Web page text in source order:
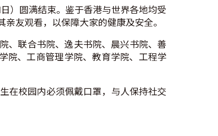
）圆满结束。鉴于香港与世界各地均受
友观看，以保障大家的健康及安全。
、联合书院、逸夫书院、晨兴书院、善
院、工商管理学院、教育学院、工程学
在校园内必须佩戴口罩，与人保持社交